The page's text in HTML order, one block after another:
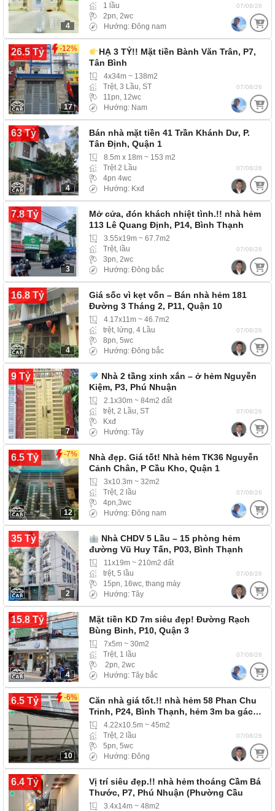
4
1 lầu
2pn, 2wc
Hướng: Đông nam
07/08/26
26.5 Tỷ -12%
17
HẠ 3 TỶ!! Mặt tiền Bành Văn Trân, P7,
Tân Bình
4x34m ~ 138m2
Trệt, 3 Lầu, ST
11pn, 12wc
Hướng: Nam
07/08/26
63 Tỷ
4
Bán nhà mặt tiền 41 Trần Khánh Dư, P.
Tân Định, Quận 1
8.5m x 18m ~ 153 m2
Trệt 2 Lầu
4pn 4wc
Hướng: Kxđ
07/08/26
7.8 Tỷ
3
Mở cửa, đón khách nhiệt tình.!! nhà hẻm
113 Lê Quang Định, P14, Bình Thạnh
(Phường Bình…
3.55x19m ~ 67.7m2
Trệt, lầu
3pn, 2wc
Hướng: Đông bắc
07/08/26
16.8 Tỷ
4
Giá sốc vì kẹt vốn – Bán nhà hẻm 181
Đường 3 Tháng 2, P11, Quận 10
4.17x11m ~ 46.7m2
trệt, lửng, 4 Lầu
8pn, 5wc
Hướng: Đông bắc
07/08/26
9 Tỷ
7
Nhà 2 tầng xinh xắn – ở hẻm Nguyễn
Kiệm, P3, Phú Nhuận
2.1x30m ~ 84m2 đất
trệt, 2 Lầu, ST
Kxđ
Hướng: Tây
07/08/26
6.5 Tỷ -7%
12
Nhà đẹp. Giá tốt! Nhà hẻm TK36 Nguyễn
Cảnh Chân, P Cầu Kho, Quận 1
3x10.3m ~ 32m2
Trệt, 2 lầu
4pn,3wc
Hướng: Đông nam
07/08/26
35 Tỷ
2
Nhà CHDV 5 Lầu – 15 phòng hẻm
đường Vũ Huy Tấn, P03, Bình Thạnh
11x19m ~ 210m2 đất
trệt, 5 lầu
15pn, 16wc, thang máy
Hướng: Tây
07/08/26
15.8 Tỷ
4
Mặt tiền KD 7m siêu đẹp! Đường Rạch
Bùng Binh, P10, Quận 3
7x5m ~ 30m2
Trệt, 1 lầu
2pn, 2wc
Hướng: Tây bắc
07/08/26
6.5 Tỷ -6%
10
Căn nhà giá tốt.!! nhà hẻm 58 Phan Chu
Trinh, P24, Bình Thạnh, hẻm 3m ba gác…
4.22x10.5m ~ 45m2
Trệt, 2 lầu
5pn, 5wc
Hướng: Đông
07/08/26
6.4 Tỷ
Vị trí siêu đẹp.!! nhà hẻm thoáng Cầm Bá
Thước, P7, Phú Nhuận (Phường Cầu
Kiệu) hẻm…
3.4x14m ~ 48m2